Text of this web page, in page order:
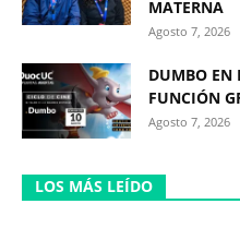
MATERNA
Agosto 7, 2026
DUMBO EN
FUNCIÓN
Agosto 7, 2026
LOS MÁS LEÍDO